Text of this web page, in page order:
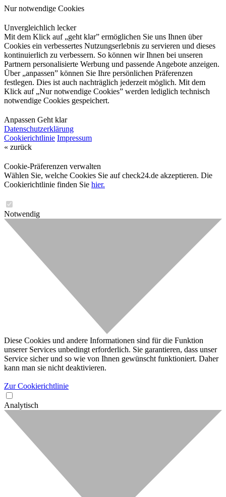
Nur notwendige Cookies
Unvergleichlich lecker
Mit dem Klick auf „geht klar” ermöglichen Sie uns Ihnen über
Cookies ein verbessertes Nutzungserlebnis zu servieren und dieses
kontinuierlich zu verbessern. So können wir Ihnen bei unseren
Partnern personalisierte Werbung und passende Angebote anzeigen.
Über „anpassen” können Sie Ihre persönlichen Präferenzen
festlegen. Dies ist auch nachträglich jederzeit möglich. Mit dem
Klick auf „Nur notwendige Cookies” werden lediglich technisch
notwendige Cookies gespeichert.
Anpassen Geht klar
Datenschutzerklärung
Cookierichtlinie Impressum
« zurück
Cookie-Präferenzen verwalten
Wählen Sie, welche Cookies Sie auf check24.de akzeptieren. Die
Cookierichtlinie finden Sie hier.
Notwendig
Diese Cookies und andere Informationen sind für die Funktion
unserer Services unbedingt erforderlich. Sie garantieren, dass unser
Service sicher und so wie von Ihnen gewünscht funktioniert. Daher
kann man sie nicht deaktivieren.
Zur Cookierichtlinie
Analytisch